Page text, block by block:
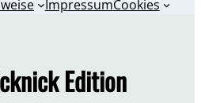
ImpressumCookies
Edition